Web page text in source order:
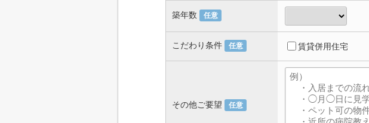
築年数 任意
こだわり条件 任意 賃貸併用住宅
その他ご要望 任意